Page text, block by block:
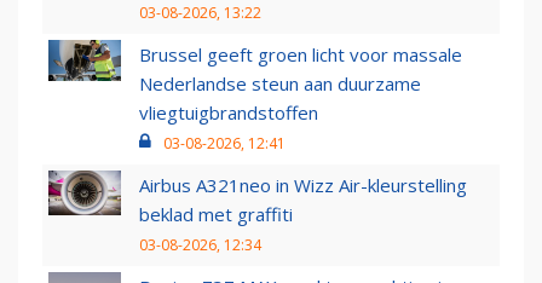
03-08-2026, 13:22
Brussel geeft groen licht voor massale
Nederlandse steun aan duurzame
vliegtuigbrandstoffen
03-08-2026, 12:41
Airbus A321neo in Wizz Air-kleurstelling
beklad met graffiti
03-08-2026, 12:34